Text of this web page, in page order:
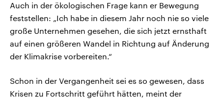
Auch in der ökologischen Frage kann er Bewegung
feststellen: „Ich habe in diesem Jahr noch nie so viele
große Unternehmen gesehen, die sich jetzt ernsthaft
auf einen größeren Wandel in Richtung auf Änderung
der Klimakrise vorbereiten.“
Schon in der Vergangenheit sei es so gewesen, dass
Krisen zu Fortschritt geführt hätten, meint der